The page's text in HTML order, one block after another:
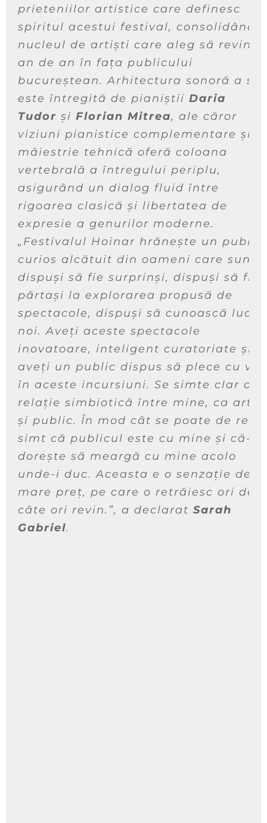
prieteniilor artistice care definesc
spiritul acestui festival, consolidând
nucleul de artiști care aleg să revină
an de an în fața publicului
bucureștean. Arhitectura sonoră a
este întregită de pianiștii Daria
Tudor și Florian Mitrea, ale căror
viziuni pianistice complementare și
măiestrie tehnică oferă coloana
vertebrală a întregului periplu,
asigurând un dialog fluid între
rigoarea clasică și libertatea de
expresie a genurilor moderne.
„Festivalul Hoinar hrănește un public
curios alcătuit din oameni care sunt
dispuși să fie surprinși, dispuși să fie
părtași la explorarea propusă de
spectacole, dispuși să cunoască
noi. Aveți aceste spectacole
inovatoare, inteligent curatoriate și
aveți un public dispus să plece cu voi
în aceste incursiuni. Se simte clar o
relație simbiotică între mine, ca
și public. În mod cât se poate de real,
simt că publicul este cu mine și că-și
dorește să meargă cu mine acolo
unde-i duc. Aceasta e o senzație de
mare preț, pe care o retrăiesc ori de
câte ori revin.”, a declarat Sarah
Gabriel.